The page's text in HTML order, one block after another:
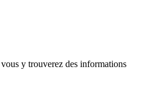
y trouverez des informations